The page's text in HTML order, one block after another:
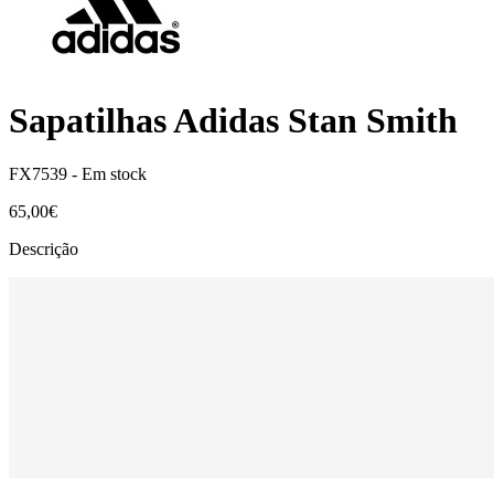
Sapatilhas Adidas Stan Smith
FX7539 - Em stock
65,00€
Descrição